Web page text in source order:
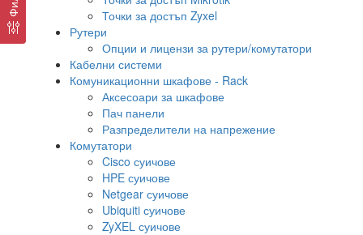
Точки за достъп Zyxel
Рутери
Опции и лицензи за рутери/комутатори
Кабелни системи
Комуникационни шкафове - Rack
Аксесоари за шкафове
Пач панели
Разпределители на напрежение
Комутатори
Cisco суичове
HPE суичове
Netgear суичове
Ubiquiti суичове
ZyXEL суичове